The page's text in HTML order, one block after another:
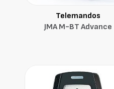
Telemandos
JMA M-BT Advance